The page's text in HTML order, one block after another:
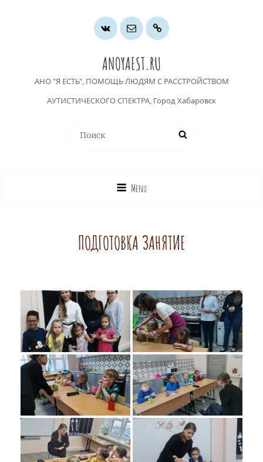
Группа
ВК
ПочтаХочу
помочь
ANOYAEST.RU
АНО "Я ЕСТЬ", ПОМОЩЬ ЛЮДЯМ С РАССТРОЙСТВОМ
АУТИСТИЧЕСКОГО СПЕКТРА, Город Хабаровск
Поиск
Menu
ПОДГОТОВКА ЗАНЯТИЕ